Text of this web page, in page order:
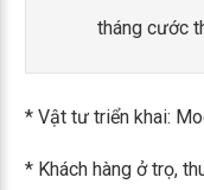
tháng cước
* Vật tư triển khai:
* Khách hàng ở trọ,